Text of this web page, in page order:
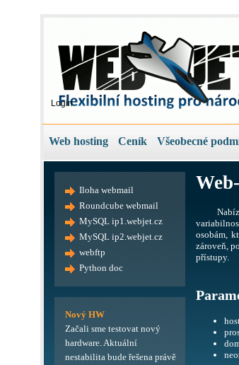
Login
Web hosting Ceník Všeobecné
osobám,
zároveň,
přístupy.
Iloha webmail
Roundcube webmail
MySQL ip1.webjet.cz
MySQL ip2.webjet.cz
webftp
Python doc
Nový HW
Začali sme testovat nový
hardware. Aktuální
nestabilita bude řešena právě